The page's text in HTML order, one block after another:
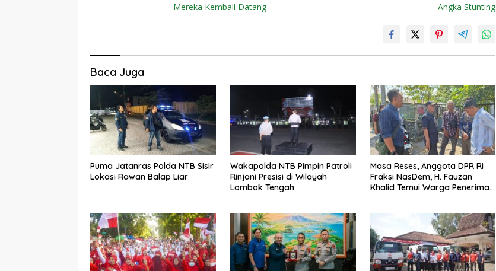
Mereka Kembali Datang
Angka Stunting
Baca Juga
Puma Jatanras Polda NTB Sisir
Lokasi Rawan Balap Liar
Wakapolda NTB Pimpin Patroli
Rinjani Presisi di Wilayah
Lombok Tengah
Masa Reses, Anggota DPR RI
Fraksi NasDem, H. Fauzan
Khalid Temui Warga Penerima